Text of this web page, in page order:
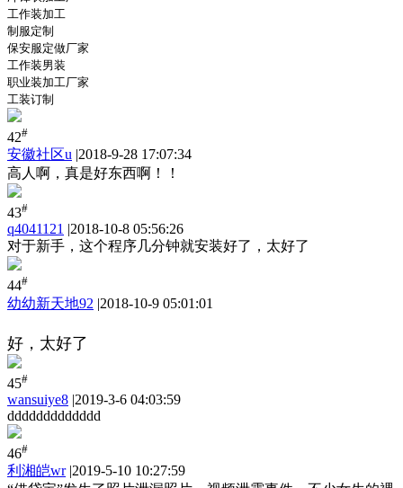
工作装加工
制服定制
保安服定做厂家
工作装男装
职业装加工厂家
工装订制
42#
安徽社区u |2018-9-28 17:07:34
高人啊，真是好东西啊！！
43#
q4041121 |2018-10-8 05:56:26
对于新手，这个程序几分钟就安装好了，太好了
44#
幼幼新天地92 |2018-10-9 05:01:01
好，太好了
45#
wansuiye8 |2019-3-6 04:03:59
ddddddddddddd
46#
利湘皑wr |2019-5-10 10:27:59